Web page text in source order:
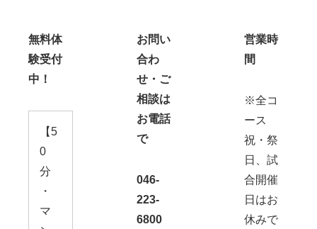
無料体
験受付
中！
【5
0
分
・
マ
お問い
合わ
せ・ご
相談は
お電話
で
046-
223-
6800
営業時
間
※全コ
ース
祝・祭
日、試
合開催
日はお
休みで